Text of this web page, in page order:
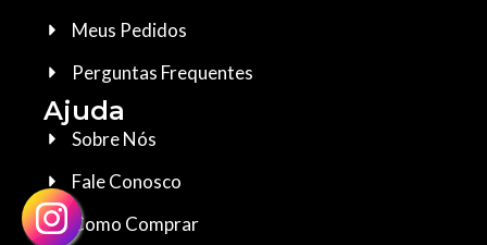
Meus Pedidos
Perguntas Frequentes
Ajuda
Sobre Nós
Fale Conosco
Como Comprar